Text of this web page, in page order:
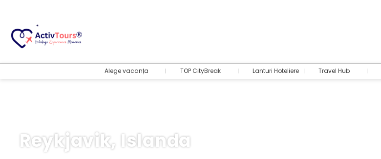
Alege vacanța TOP CityBreak Lanturi Hoteliere Travel Hub
Reykjavik, Islanda